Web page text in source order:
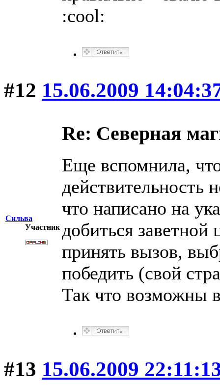
:cool:
#12 15.06.2009
Сильва
Участник
Re: Северная
Еще вспомнила,
действительность
что написано на
добиться заветной
принять вызов,
победить (свой
Так что возможны
#13 15.06.2009